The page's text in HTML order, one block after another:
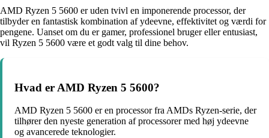
AMD Ryzen 5 5600 er uden tvivl en imponerende processor, der
tilbyder en fantastisk kombination af ydeevne, effektivitet og værdi for
pengene. Uanset om du er gamer, professionel bruger eller entusiast,
vil Ryzen 5 5600 være et godt valg til dine behov.
Hvad er AMD Ryzen 5 5600?
AMD Ryzen 5 5600 er en processor fra AMDs Ryzen-serie, der
tilhører den nyeste generation af processorer med høj ydeevne
og avancerede teknologier.